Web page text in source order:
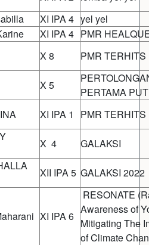
XI IPA 4 yel yel
XI IPA 4 PMR
X 8 PMR TERHITS
X 5
PERTAMA
XI IPA 1 PMR TERHITS
X 4 GALAKSI
XII IPA 5 GALAKSI 2022
XI IPA 6
RESONATE
Awareness of
Mitigating The
of Climate